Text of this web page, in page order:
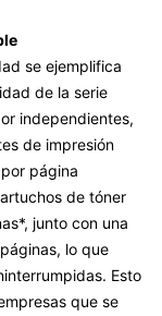
se ejemplifica
de la serie
independientes,
de impresión
página
de tóner
junto con una
lo que
Esto
que se